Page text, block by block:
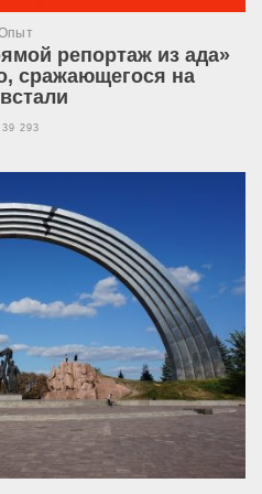
репортаж из ада»
сражающегося на
39 293